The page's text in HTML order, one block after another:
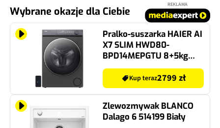
Wybrane okazje dla Ciebie
REKLAMA
Pralko-suszarka HAIER AI
X7 SLIM HWD80-
BPD14MEPGTU 8+5kg
1400 obr/min Smart Dual
Spray hOn Smart Dosing
Polar Gray Slim
Kup teraz2799 zł
Zlewozmywak BLANCO
Dalago 6 514199 Biały